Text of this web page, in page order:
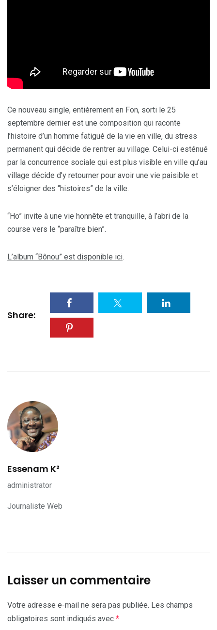
Ce nouveau single, entièrement en Fon, sorti le 25
septembre dernier est une composition qui raconte
l’histoire d’un homme fatigué de la vie en ville, du stress
permanent qui décide de rentrer au village. Celui-ci esténué
par la concurrence sociale qui est plus visible en ville qu’au
village décide d’y retourner pour avoir une vie paisible et
s’éloigner des “histoires” de la ville.
“Ho” invite à une vie honnête et tranquille, à l’abri de la
course vers le “paraître bien”.
L’album “Bônou” est disponible ici.
Share:
Essenam K²
administrator
Journaliste Web
Laisser un commentaire
Votre adresse e-mail ne sera pas publiée. Les champs
obligatoires sont indiqués avec *